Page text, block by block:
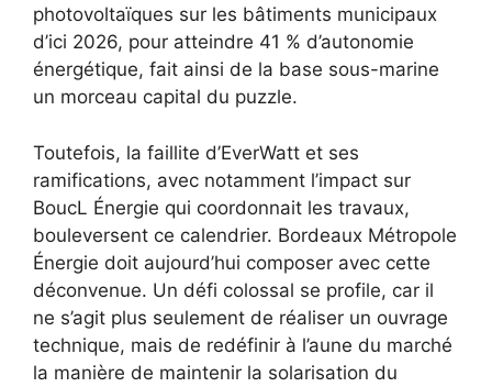
photovoltaïques sur les bâtiments municipaux
d’ici 2026, pour atteindre 41 % d’autonomie
énergétique, fait ainsi de la base sous-marine
un morceau capital du puzzle.
Toutefois, la faillite d’EverWatt et ses
ramifications, avec notamment l’impact sur
BoucL Énergie qui coordonnait les travaux,
bouleversent ce calendrier. Bordeaux Métropole
Énergie doit aujourd’hui composer avec cette
déconvenue. Un défi colossal se profile, car il
ne s’agit plus seulement de réaliser un ouvrage
technique, mais de redéfinir à l’aune du marché
la manière de maintenir la solarisation du